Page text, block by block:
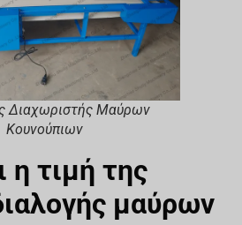
Διαχωριστής Μαύρων
Κουνούπιων
η τιμή της
μαύρων